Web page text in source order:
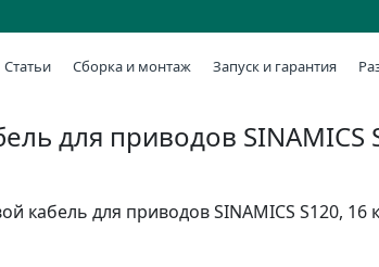
Статьи Сборка и монтаж Запуск и гарантия
для приводов
кабель для приводов SINAMICS S120,